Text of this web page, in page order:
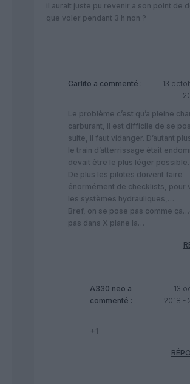
il aurait juste pu revenir a son point de
que voler pendant 3 h non ?
Carlito a commenté :
13
Le problème c’est qu’a pleine
carburant, il est difficile de se
suite, il faut vidanger. D’autant
le train d’atterrissage était
devait être le plus léger possible.
De plus les pilotes doivent faire
énormément de checklists, pour
les systèmes hydrauliques,…
Bref, on se pose pas comme
pas dans X plane la…
A330 neo a
commenté :
13
2018 -
+1